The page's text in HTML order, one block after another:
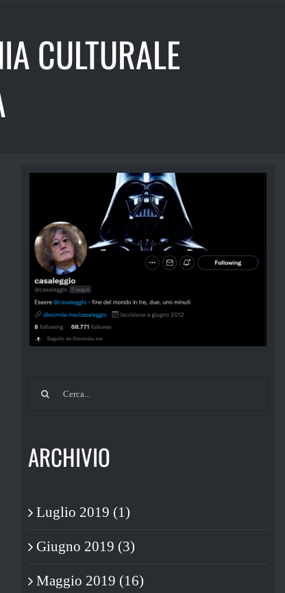
CULTURALE
Cerca
ARCHIVIO
Luglio 2019 (1)
Giugno 2019 (3)
Maggio 2019 (16)